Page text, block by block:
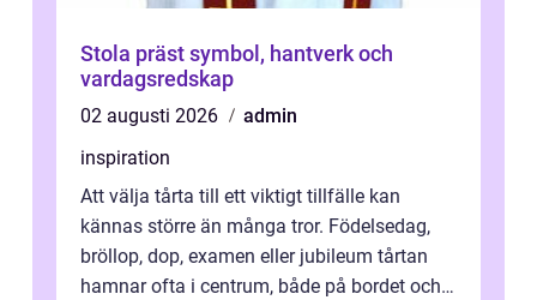
Stola präst symbol, hantverk och
vardagsredskap
02 augusti 2026
admin
inspiration
Att välja tårta till ett viktigt tillfälle kan
kännas större än många tror. Födelsedag,
bröllop, dop, examen eller jubileum tårtan
hamnar ofta i centrum, både på bordet och i